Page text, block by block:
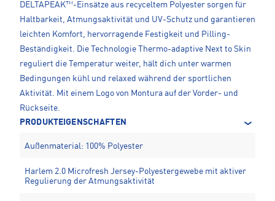
DELTAPEAK™-Einsätze aus recyceltem Polyester sorgen für
Haltbarkeit, Atmungsaktivität und UV-Schutz und garantieren
leichten Komfort, hervorragende Festigkeit und Pilling-
Beständigkeit. Die Technologie Thermo-adaptive Next to Skin
reguliert die Temperatur weiter, hält dich unter warmen
Bedingungen kühl und relaxed während der sportlichen
Aktivität. Mit einem Logo von Montura auf der Vorder- und
Rückseite.
PRODUKTEIGENSCHAFTEN
Außenmaterial: 100% Polyester
Harlem 2.0 Microfresh Jersey-Polyestergewebe mit aktiver
Regulierung der Atmungsaktivität